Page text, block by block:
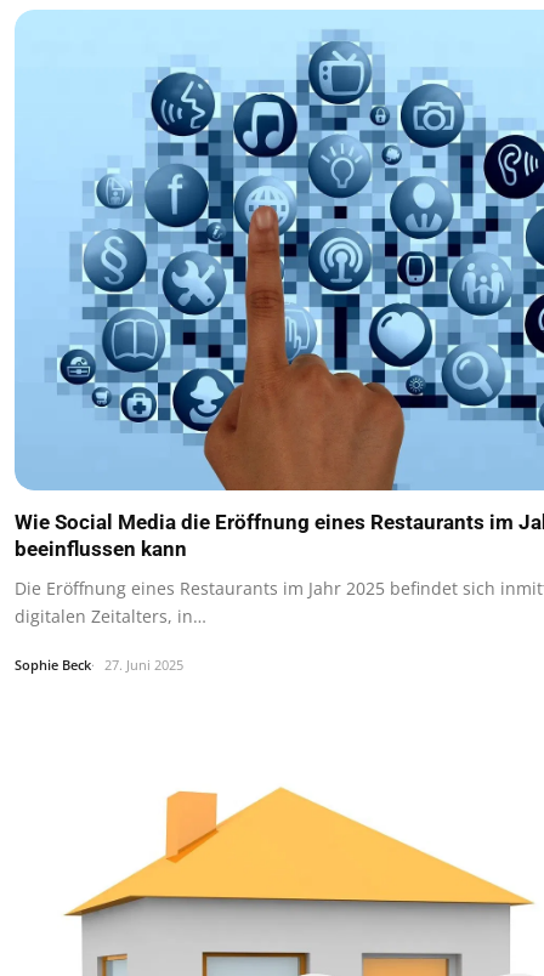
Wie Social Media die Eröffnung eines Restaurants im
beeinflussen kann
Die Eröffnung eines Restaurants im Jahr 2025 befindet sich
digitalen Zeitalters, in…
Sophie Beck 27. Juni 2025